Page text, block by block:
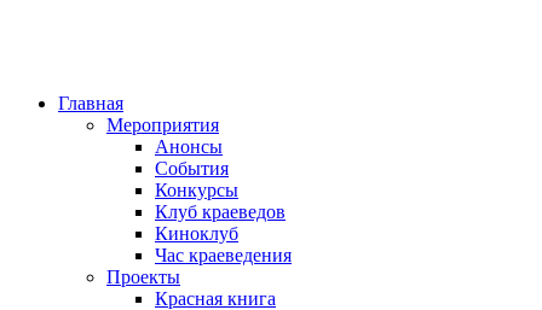
Главная
Мероприятия
Анонсы
События
Конкурсы
Клуб краеведов
Киноклуб
Час краеведения
Проекты
Красная книга